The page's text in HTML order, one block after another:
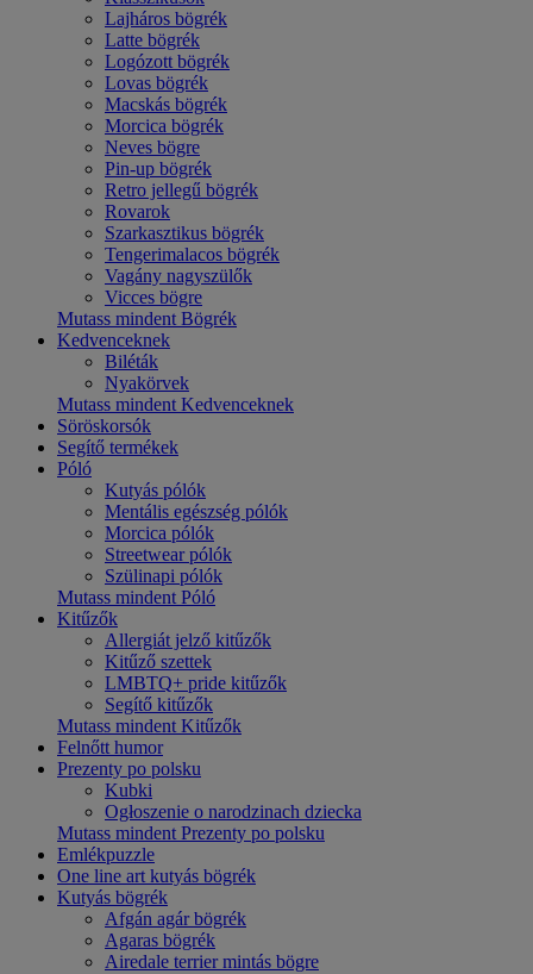
Lajháros bögrék
Latte bögrék
Logózott bögrék
Lovas bögrék
Macskás bögrék
Morcica bögrék
Neves bögre
Pin-up bögrék
Retro jellegű bögrék
Rovarok
Szarkasztikus bögrék
Tengerimalacos bögrék
Vagány nagyszülők
Vicces bögre
Mutass mindent Bögrék
Kedvenceknek
Biléták
Nyakörvek
Mutass mindent Kedvenceknek
Söröskorsók
Segítő termékek
Póló
Kutyás pólók
Mentális egészség pólók
Morcica pólók
Streetwear pólók
Szülinapi pólók
Mutass mindent Póló
Kitűzők
Allergiát jelző kitűzők
Kitűző szettek
LMBTQ+ pride kitűzők
Segítő kitűzők
Mutass mindent Kitűzők
Felnőtt humor
Prezenty po polsku
Kubki
Ogłoszenie o narodzinach dziecka
Mutass mindent Prezenty po polsku
Emlékpuzzle
One line art kutyás bögrék
Kutyás bögrék
Afgán agár bögrék
Agaras bögrék
Airedale terrier mintás bögre